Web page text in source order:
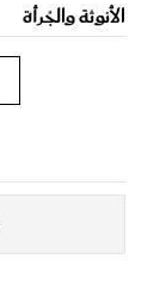
الأنوثة والجُرأة